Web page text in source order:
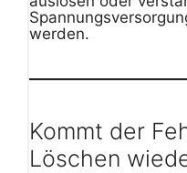
werden.
Kommt der
Löschen